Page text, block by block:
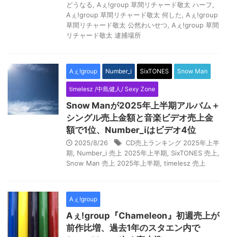
どうなる
Aぇ!group 草間リチャード敬太 ハーフ
Aぇ!group 草間リチャード敬太 何した
Aぇ!group
草間リチャード敬太 公然わいせつ
Aぇ!group 草間
リチャード敬太 逮捕場所
Aぇ!group Number_i SixTONES Snow Man
timelesz /中島健人/ Sexy Zone
Snow Manが2025年上半期アルバム＋
シングル売上金額と音楽ビデオ売上金
額で1位、Number_iはビデオ4位
2025/8/26
CD売上ランキング 2025年上半
期
Number_i 売上 2025年上半期 SixTONES 売上
Snow Man 売上 2025年上半期 timelesz 売上
Aぇ!group
Aぇ!group『Chameleon』初週売上が
前作比増、過去1年のスタエン内で